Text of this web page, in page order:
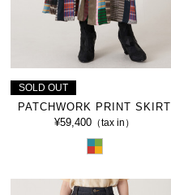
SOLD OUT
PATCHWORK PRINT SKIRT
¥59,400 （tax in）